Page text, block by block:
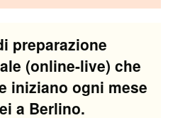
preparazione
(online-live) che
iniziano ogni mese
a Berlino.